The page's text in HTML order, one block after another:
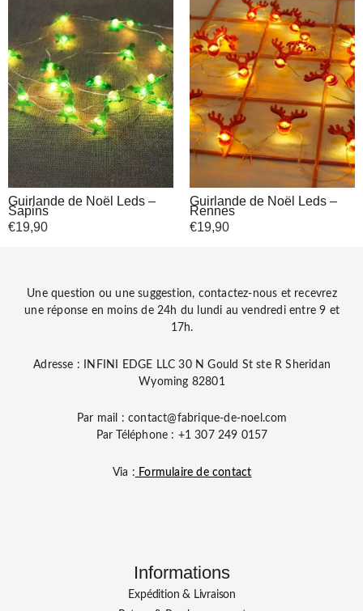
Guirlande de Noël Leds –
Sapins
€19,90
Guirlande de Noël Leds –
Rennes
€19,90
Une question ou une suggestion, contactez-nous et recevrez
une réponse en moins de 24h du lundi au vendredi entre 9 et
17h.
Adresse : INFINI EDGE LLC 30 N Gould St ste R Sheridan
Wyoming 82801
Par mail : contact@fabrique-de-noel.com
Par Téléphone : +1 307 249 0157
Via : Formulaire de contact
Informations
Expédition & Livraison